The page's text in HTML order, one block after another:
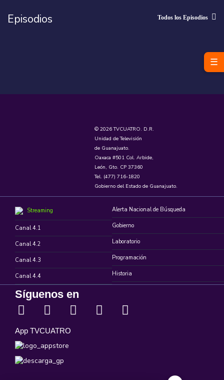
Episodios Todos los Episodios
© 2026 TVCUATRO. D.R.
Unidad de Televisión
de Guanajuato.
Oaxaca #501 Col. Arbide,
León, Gto. CP 37360
Tel. (477) 716-1820
Gobierno del Estado de Guanajuato.
Streaming
Canal 4.1
Canal 4.2
Canal 4.3
Canal 4.4
Alerta Nacional de Búsqueda
Gobierno
Laboratorio
Programación
Historia
Síguenos en
App TVCUATRO
☰